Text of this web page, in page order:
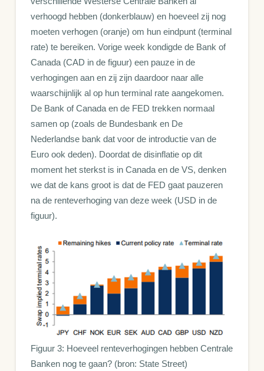
verhoogd hebben (donkerblauw) en hoeveel zij nog
moeten verhogen (oranje) om hun eindpunt (terminal
rate) te bereiken. Vorige week kondigde de Bank of
Canada (CAD in de figuur) een pauze in de
verhogingen aan en zij zijn daardoor naar alle
waarschijnlijk al op hun terminal rate aangekomen.
De Bank of Canada en de FED trekken normaal
samen op (zoals de Bundesbank en De
Nederlandse bank dat voor de introductie van de
Euro ook deden). Doordat de disinflatie op dit
moment het sterkst is in Canada en de VS, denken
we dat de kans groot is dat de FED gaat pauzeren
na de renteverhoging van deze week (USD in de
figuur).
Figuur 3: Hoeveel renteverhogingen hebben Centrale
Banken nog te gaan? (bron: State Street)